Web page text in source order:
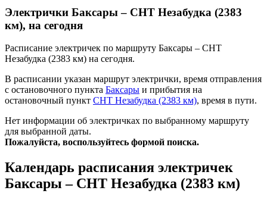
Электрички Баксары – СНТ Незабудка (2383
км), на сегодня
Расписание электричек по маршруту Баксары – СНТ
Незабудка (2383 км) на сегодня.
В расписании указан маршрут электрички, время отправления
с остановочного пункта Баксары и прибытия на
остановочный пункт СНТ Незабудка (2383 км), время в пути.
Нет информации об электричках по выбранному маршруту
для выбранной даты.
Пожалуйста, воспользуйтесь формой поиска.
Календарь расписания электричек
Баксары – СНТ Незабудка (2383 км)